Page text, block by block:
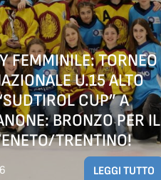
FEMMINILE: TORNEO
U.15 ALTO
CUP” A
BRONZO PER IL
TRENTINO!
LEGGI TUTTO